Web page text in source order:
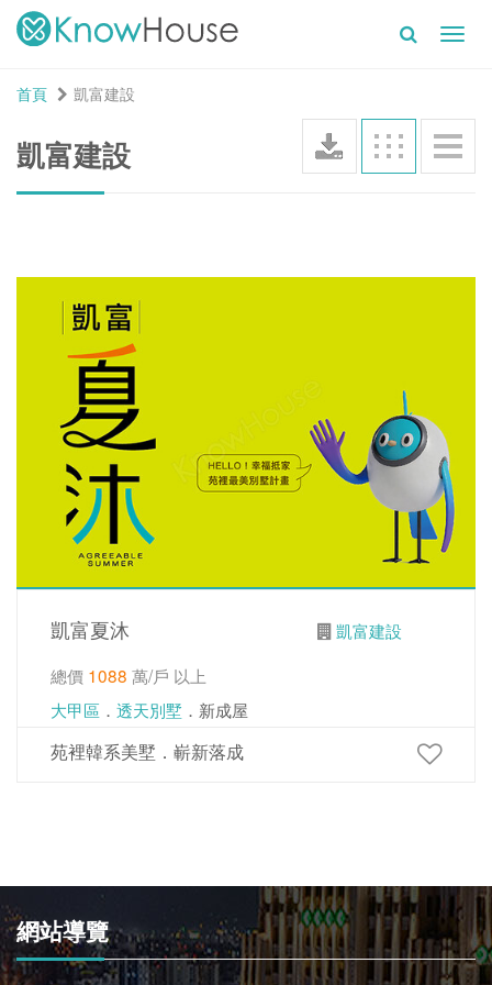
首頁
凱富建設
凱富建設
凱富夏沐
凱富建設
總價 1088 萬/戶 以上
大甲區 ． 透天別墅 ．新成屋
苑裡韓系美墅．嶄新落成
網站導覽